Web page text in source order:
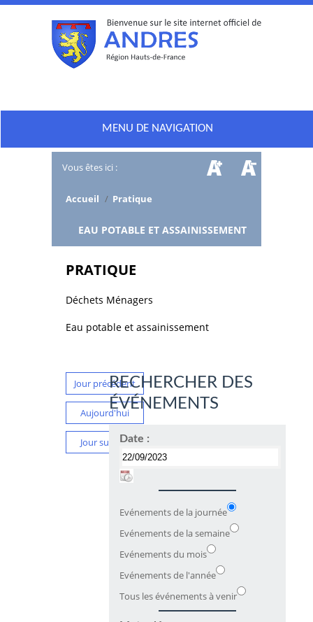
MENU DE NAVIGATION
Vous êtes ici :
Accueil / Pratique
EAU POTABLE ET ASSAINISSEMENT
PRATIQUE
Déchets Ménagers
Eau potable et assainissement
Jour précédent
Aujourd'hui
Jour suivant
RECHERCHER DES
ÉVÉNEMENTS
Date :
Evénements de la journée
Evénements de la semaine
Evénements du mois
Evénements de l'année
Tous les événements à venir